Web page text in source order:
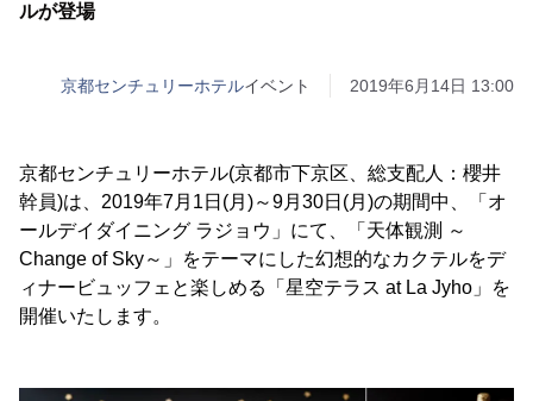
ルが登場
京都センチュリーホテルイベント 2019年6月14日 13:00
京都センチュリーホテル(京都市下京区、総支配人：櫻井
幹員)は、2019年7月1日(月)～9月30日(月)の期間中、「オ
ールデイダイニング ラジョウ」にて、「天体観測 ～
Change of Sky～」をテーマにした幻想的なカクテルをデ
ィナービュッフェと楽しめる「星空テラス at La Jyho」を
開催いたします。